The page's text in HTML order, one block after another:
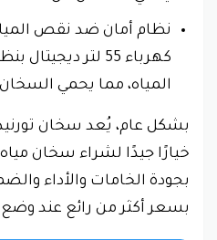
نظام أمان ضد نقص
كهرباء 55 لتر
المياه، مما يحمي
خيارًا جيدًا لشراء سخان
بجودة الخامات والأداء
بسعر أكثر من رائع عند وضع